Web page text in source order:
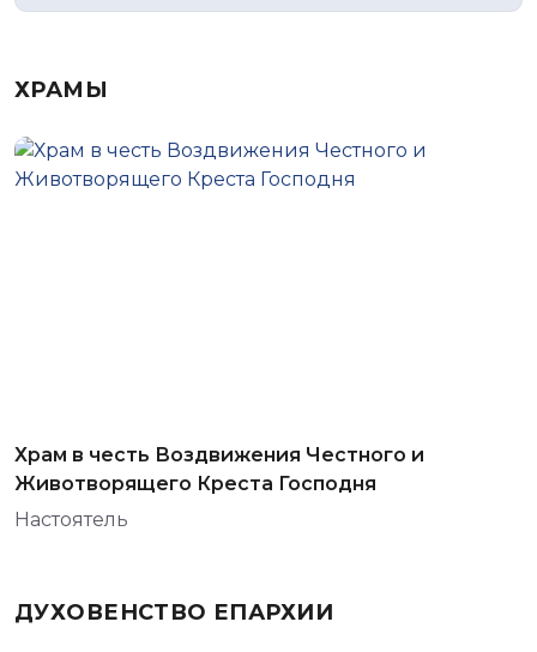
ХРАМЫ
Храм в честь Воздвижения Честного и
Животворящего Креста Господня
Настоятель
ДУХОВЕНСТВО ЕПАРХИИ